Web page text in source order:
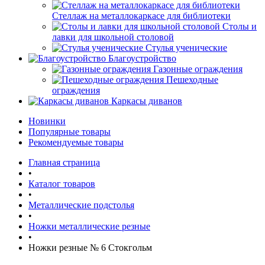
Стеллаж на металлокаркасе для библиотеки
Столы и
лавки для школьной столовой
Стулья ученические
Благоустройство
Газонные ограждения
Пешеходные
ограждения
Каркасы диванов
Новинки
Популярные товары
Рекомендуемые товары
Главная страница
•
Каталог товаров
•
Металлические подстолья
•
Ножки металлические резные
•
Ножки резные № 6 Стокгольм